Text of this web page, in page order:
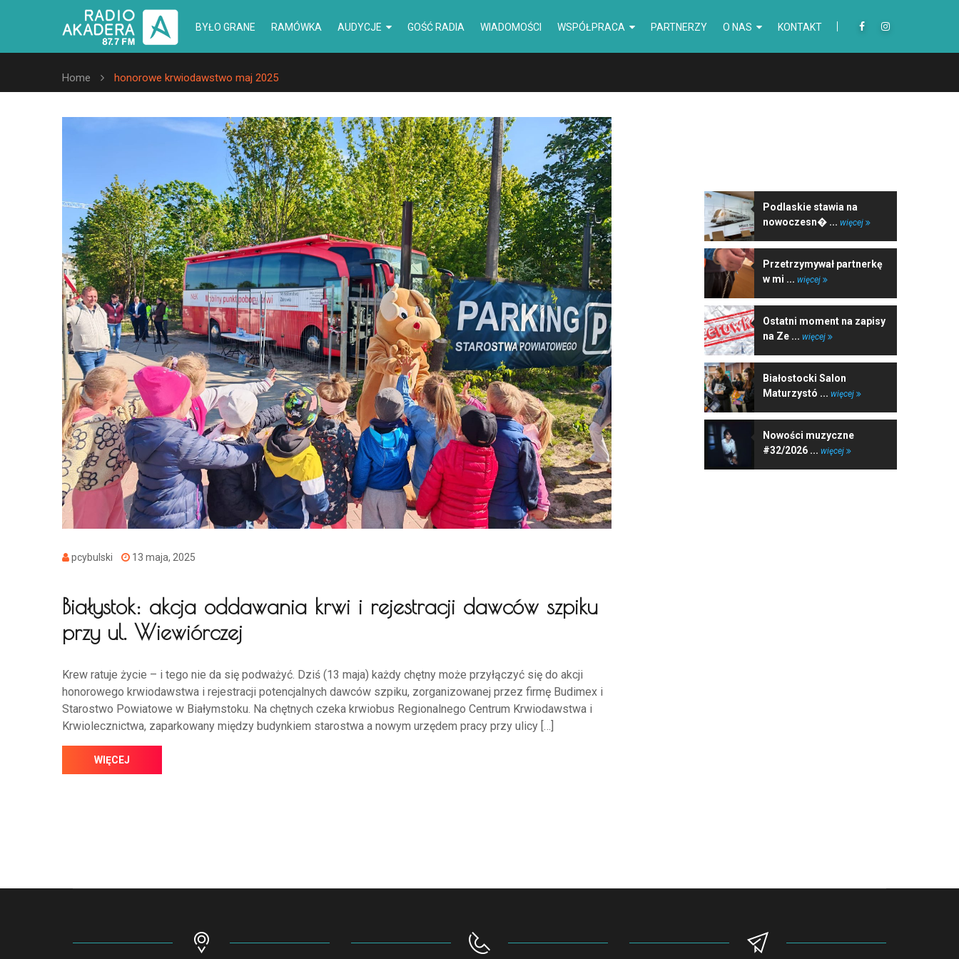
BYŁO GRANE RAMÓWKA AUDYCJE GOŚĆ RADIA WIADOMOŚCI WSPÓŁPRACA PARTNERZY O NAS KONTAKT
Home honorowe krwiodawstwo maj 2025
pcybulski 13 maja, 2025
Białystok: akcja oddawania krwi i rejestracji dawców szpiku
przy ul. Wiewiórczej
Krew ratuje życie – i tego nie da się podważyć. Dziś (13 maja) każdy chętny może przyłączyć się do akcji
honorowego krwiodawstwa i rejestracji potencjalnych dawców szpiku, zorganizowanej przez firmę Budimex i
Starostwo Powiatowe w Białymstoku. Na chętnych czeka krwiobus Regionalnego Centrum Krwiodawstwa i
Krwiolecznictwa, zaparkowany między budynkiem starostwa a nowym urzędem pracy przy ulicy […]
WIĘCEJ
Podlaskie stawia na
nowoczesn� ... więcej
Przetrzymywał partnerkę
w mi ... więcej
Ostatni moment na zapisy
na Ze ... więcej
Białostocki Salon
Maturzystó ... więcej
Nowości muzyczne
#32/2026 ... więcej